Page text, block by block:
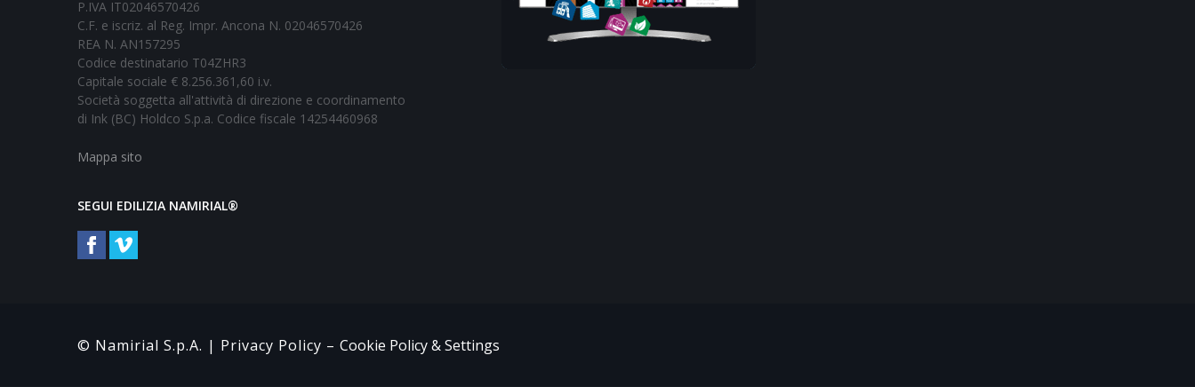
P.IVA IT02046570426
C.F. e iscriz. al Reg. Impr. Ancona N. 02046570426
REA N. AN157295
Codice destinatario T04ZHR3
Capitale sociale € 8.256.361,60 i.v.
Società soggetta all'attività di direzione e coordinamento
di Ink (BC) Holdco S.p.a. Codice fiscale 14254460968
Mappa sito
SEGUI EDILIZIA NAMIRIAL®
© Namirial S.p.A. | Privacy Policy – Cookie Policy & Settings